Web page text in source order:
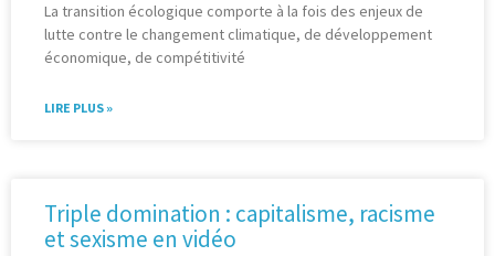
La transition écologique comporte à la fois des enjeux de
lutte contre le changement climatique, de développement
économique, de compétitivité
LIRE PLUS »
Triple domination : capitalisme, racisme
et sexisme en vidéo